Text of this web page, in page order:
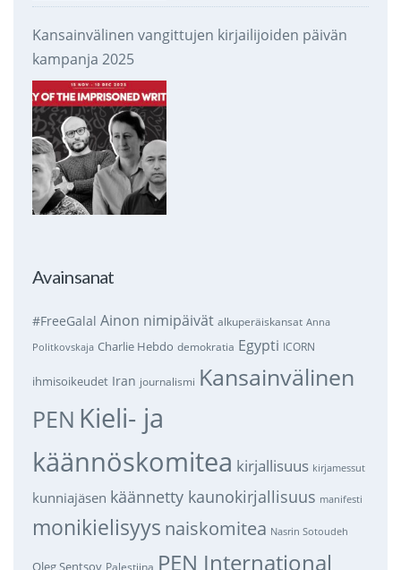
Kansainvälinen vangittujen kirjailijoiden päivän
kampanja 2025
Avainsanat
#FreeGalal Ainon nimipäivät alkuperäiskansat Anna
Politkovskaja Charlie Hebdo demokratia Egypti ICORN
ihmisoikeudet Iran journalismi Kansainvälinen
PEN Kieli- ja
käännöskomitea kirjallisuus kirjamessut
kunniajäsen käännetty kaunokirjallisuus manifesti
monikielisyys naiskomitea Nasrin Sotoudeh
Oleg Sentsov PEN International